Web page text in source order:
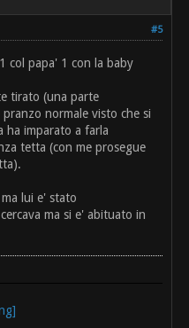
#5
col papa' 1 con la baby
tirato (una parte
normale visto che si
ha imparato a farla
tetta (con me prosegue
lui e' stato
ma si e' abituato in